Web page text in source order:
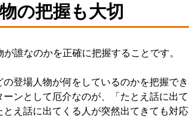
の把握も大切
誰なのかを正確に把握することです。
登場人物が何をしているのかを把握で
ンとして厄介なのが、「たとえ話に出て
え話に出てくる人が突然出てきても対